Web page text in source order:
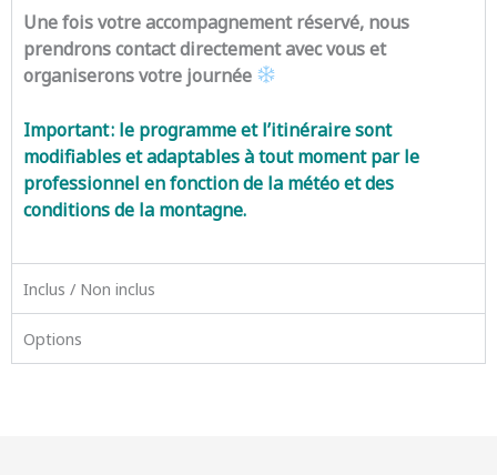
Une fois votre accompagnement réservé, nous
prendrons contact directement avec vous et
organiserons votre journée
Important : le programme et l’itinéraire sont
modifiables et adaptables à tout moment par le
professionnel en fonction de la météo et des
conditions de la montagne.
Inclus / Non inclus
Options